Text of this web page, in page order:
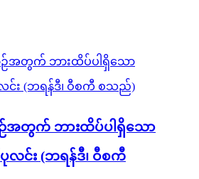
အတွက် ဘားထိပ်ပါရှိသော
ပုလင်း (ဘရန်ဒီ၊ ဝီစကီ